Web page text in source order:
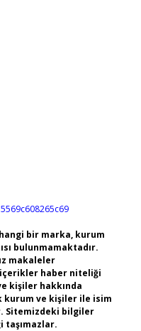
bir marka, kurum
bulunmamaktadır.
makaleler
içerikler haber niteliği
kişiler hakkında
kurum ve kişiler ile isim
Sitemizdeki bilgiler
taşımazlar.